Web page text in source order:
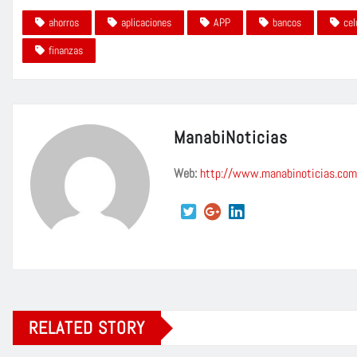
ahorros aplicaciones APP bancos
finanzas
ManabiNoticias
Web: http://www.manabinoticias.com
RELATED STORY